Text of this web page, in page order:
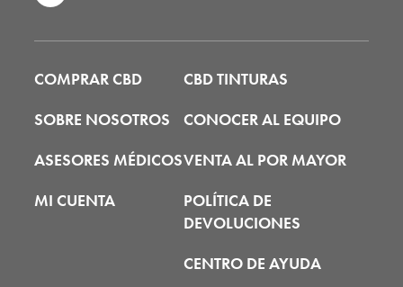
COMPRAR CBD
SOBRE NOSOTROS
ASESORES MÉDICOS
MI CUENTA
CBD TINTURAS
CONOCER AL EQUIPO
VENTA AL POR MAYOR
POLÍTICA DE
DEVOLUCIONES
CENTRO DE AYUDA